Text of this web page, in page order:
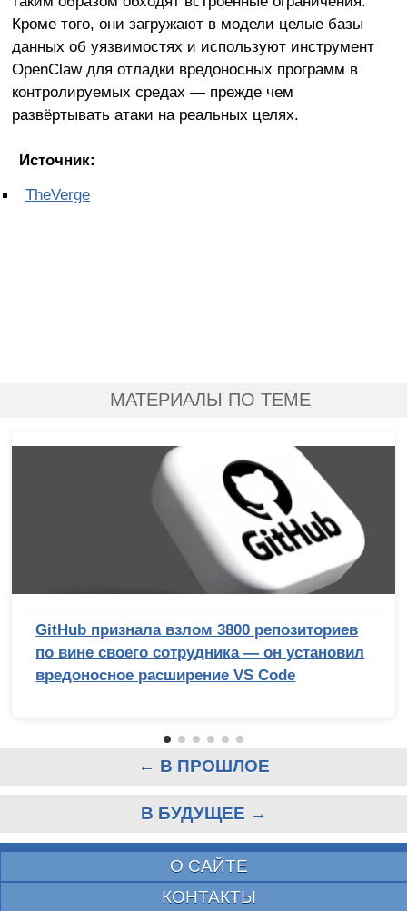
Кроме того, они загружают в модели целые базы
данных об уязвимостях и используют инструмент
OpenClaw для отладки вредоносных программ в
контролируемых средах — прежде чем
развёртывать атаки на реальных целях.
Источник:
TheVerge
МАТЕРИАЛЫ ПО ТЕМЕ
GitHub признала взлом 3800 репозиториев
по вине своего сотрудника — он установил
вредоносное расширение VS Code
← В ПРОШЛОЕ
В БУДУЩЕЕ →
О САЙТЕ
КОНТАКТЫ